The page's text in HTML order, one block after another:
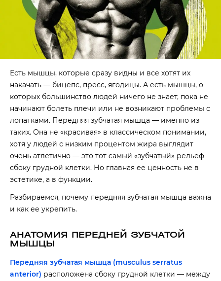
Есть мышцы, которые сразу видны и все хотят их
накачать — бицепс, пресс, ягодицы. А есть мышцы, о
которых большинство людей ничего не знает, пока не
начинают болеть плечи или не возникают проблемы с
лопатками. Передняя зубчатая мышца — именно из
таких. Она не «красивая» в классическом понимании,
хотя у людей с низким процентом жира выглядит
очень атлетично — это тот самый «зубчатый» рельеф
сбоку грудной клетки. Но главная ее ценность не в
эстетике, а в функции.
Разбираемся, почему передняя зубчатая мышца важна
и как ее укрепить.
АНАТОМИЯ ПЕРЕДНЕЙ ЗУБЧАТОЙ
МЫШЦЫ
Передняя зубчатая мышца (musculus serratus
anterior) расположена сбоку грудной клетки — между